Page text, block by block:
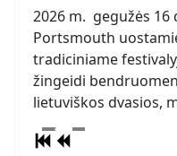
2026 m. gegužės 16
Portsmouth
tradiciniame
žingeidi
lietuviškos dvasios,